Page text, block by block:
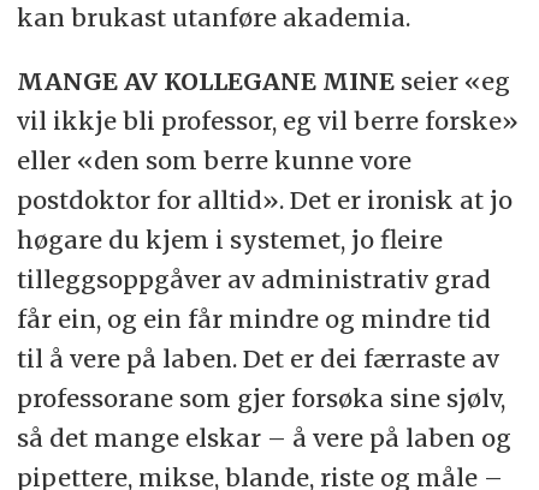
kan brukast utanføre akademia.
MANGE AV KOLLEGANE MINEseier «eg
vil ikkje bli professor, eg vil berre forske»
eller «den som berre kunne vore
postdoktor for alltid». Det er ironisk at jo
høgare du kjem i systemet, jo fleire
tilleggsoppgåver av administrativ grad
får ein, og ein får mindre og mindre tid
til å vere på laben. Det er dei færraste av
professorane som gjer forsøka sine sjølv,
så det mange elskar – å vere på laben og
pipettere, mikse, blande, riste og måle –